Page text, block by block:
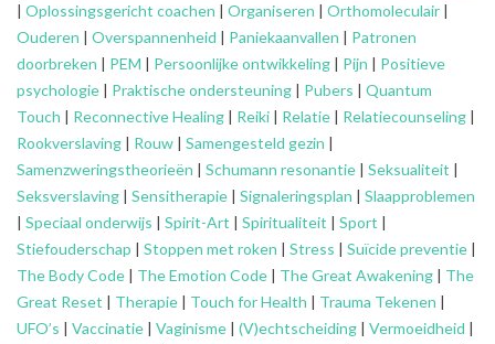
| Oplossingsgericht coachen | Organiseren | Orthomoleculair |
Ouderen | Overspannenheid | Paniekaanvallen | Patronen
doorbreken | PEM | Persoonlijke ontwikkeling | Pijn | Positieve
psychologie | Praktische ondersteuning | Pubers | Quantum
Touch | Reconnective Healing | Reiki | Relatie | Relatiecounseling |
Rookverslaving | Rouw | Samengesteld gezin |
Samenzweringstheorieën | Schumann resonantie | Seksualiteit |
Seksverslaving | Sensitherapie | Signaleringsplan | Slaapproblemen
| Speciaal onderwijs | Spirit-Art | Spiritualiteit | Sport |
Stiefouderschap | Stoppen met roken | Stress | Suïcide preventie |
The Body Code | The Emotion Code | The Great Awakening | The
Great Reset | Therapie | Touch for Health | Trauma Tekenen |
UFO’s | Vaccinatie | Vaginisme | (V)echtscheiding | Vermoeidheid |